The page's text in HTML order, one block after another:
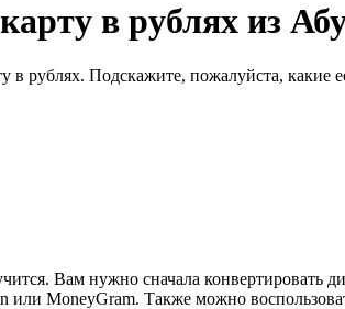
в рублях из
Подскажите, пожалуйста, какие
Вам нужно сначала конвертировать
MoneyGram. Также можно